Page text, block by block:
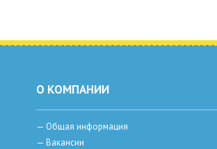
О КОМПАНИИ
— Общая информация
— Вакансии